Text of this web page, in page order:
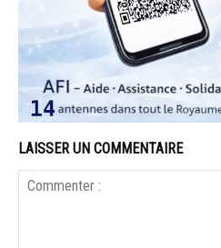
LAISSER UN COMMENTAIRE